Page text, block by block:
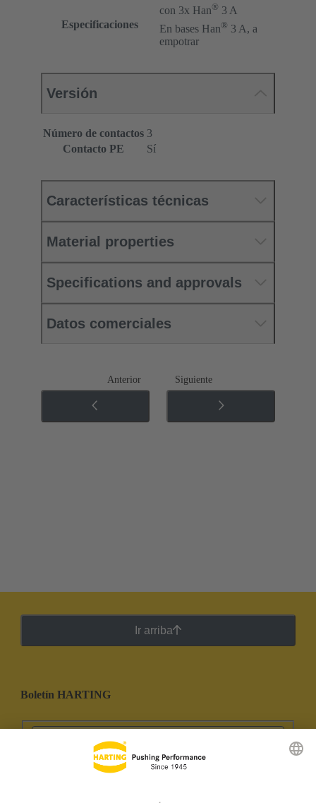
Especificaciones
con 3x Han® 3 A
En bases Han® 3 A, a
empotrar
Versión
Número de contactos 3
Contacto PE
Sí
Características técnicas
Material properties
Specifications and approvals
Datos comerciales
Anterior Siguiente
Ir arriba
Boletín HARTING
Ir al registro